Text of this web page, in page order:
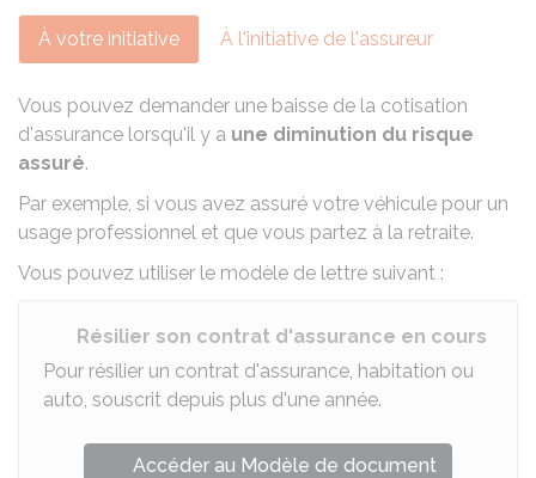
À votre initiative À l'initiative de l'assureur
Vous pouvez demander une baisse de la cotisation
d'assurance lorsqu'il y a une diminution du risque
assuré.
Par exemple, si vous avez assuré votre véhicule pour un
usage professionnel et que vous partez à la retraite.
Vous pouvez utiliser le modèle de lettre suivant :
Résilier son contrat d'assurance en cours
Pour résilier un contrat d'assurance, habitation ou
auto, souscrit depuis plus d'une année.
Accéder au Modèle de document